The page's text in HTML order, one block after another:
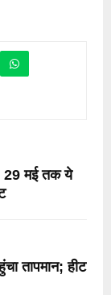
29 मई तक ये
तापमान; हीट